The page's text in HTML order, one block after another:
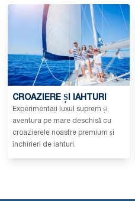
CROAZIERE ȘI IAHTURI
Experimentați luxul suprem și
aventura pe mare deschisă cu
croazierele noastre premium și
închirieri de iahturi.